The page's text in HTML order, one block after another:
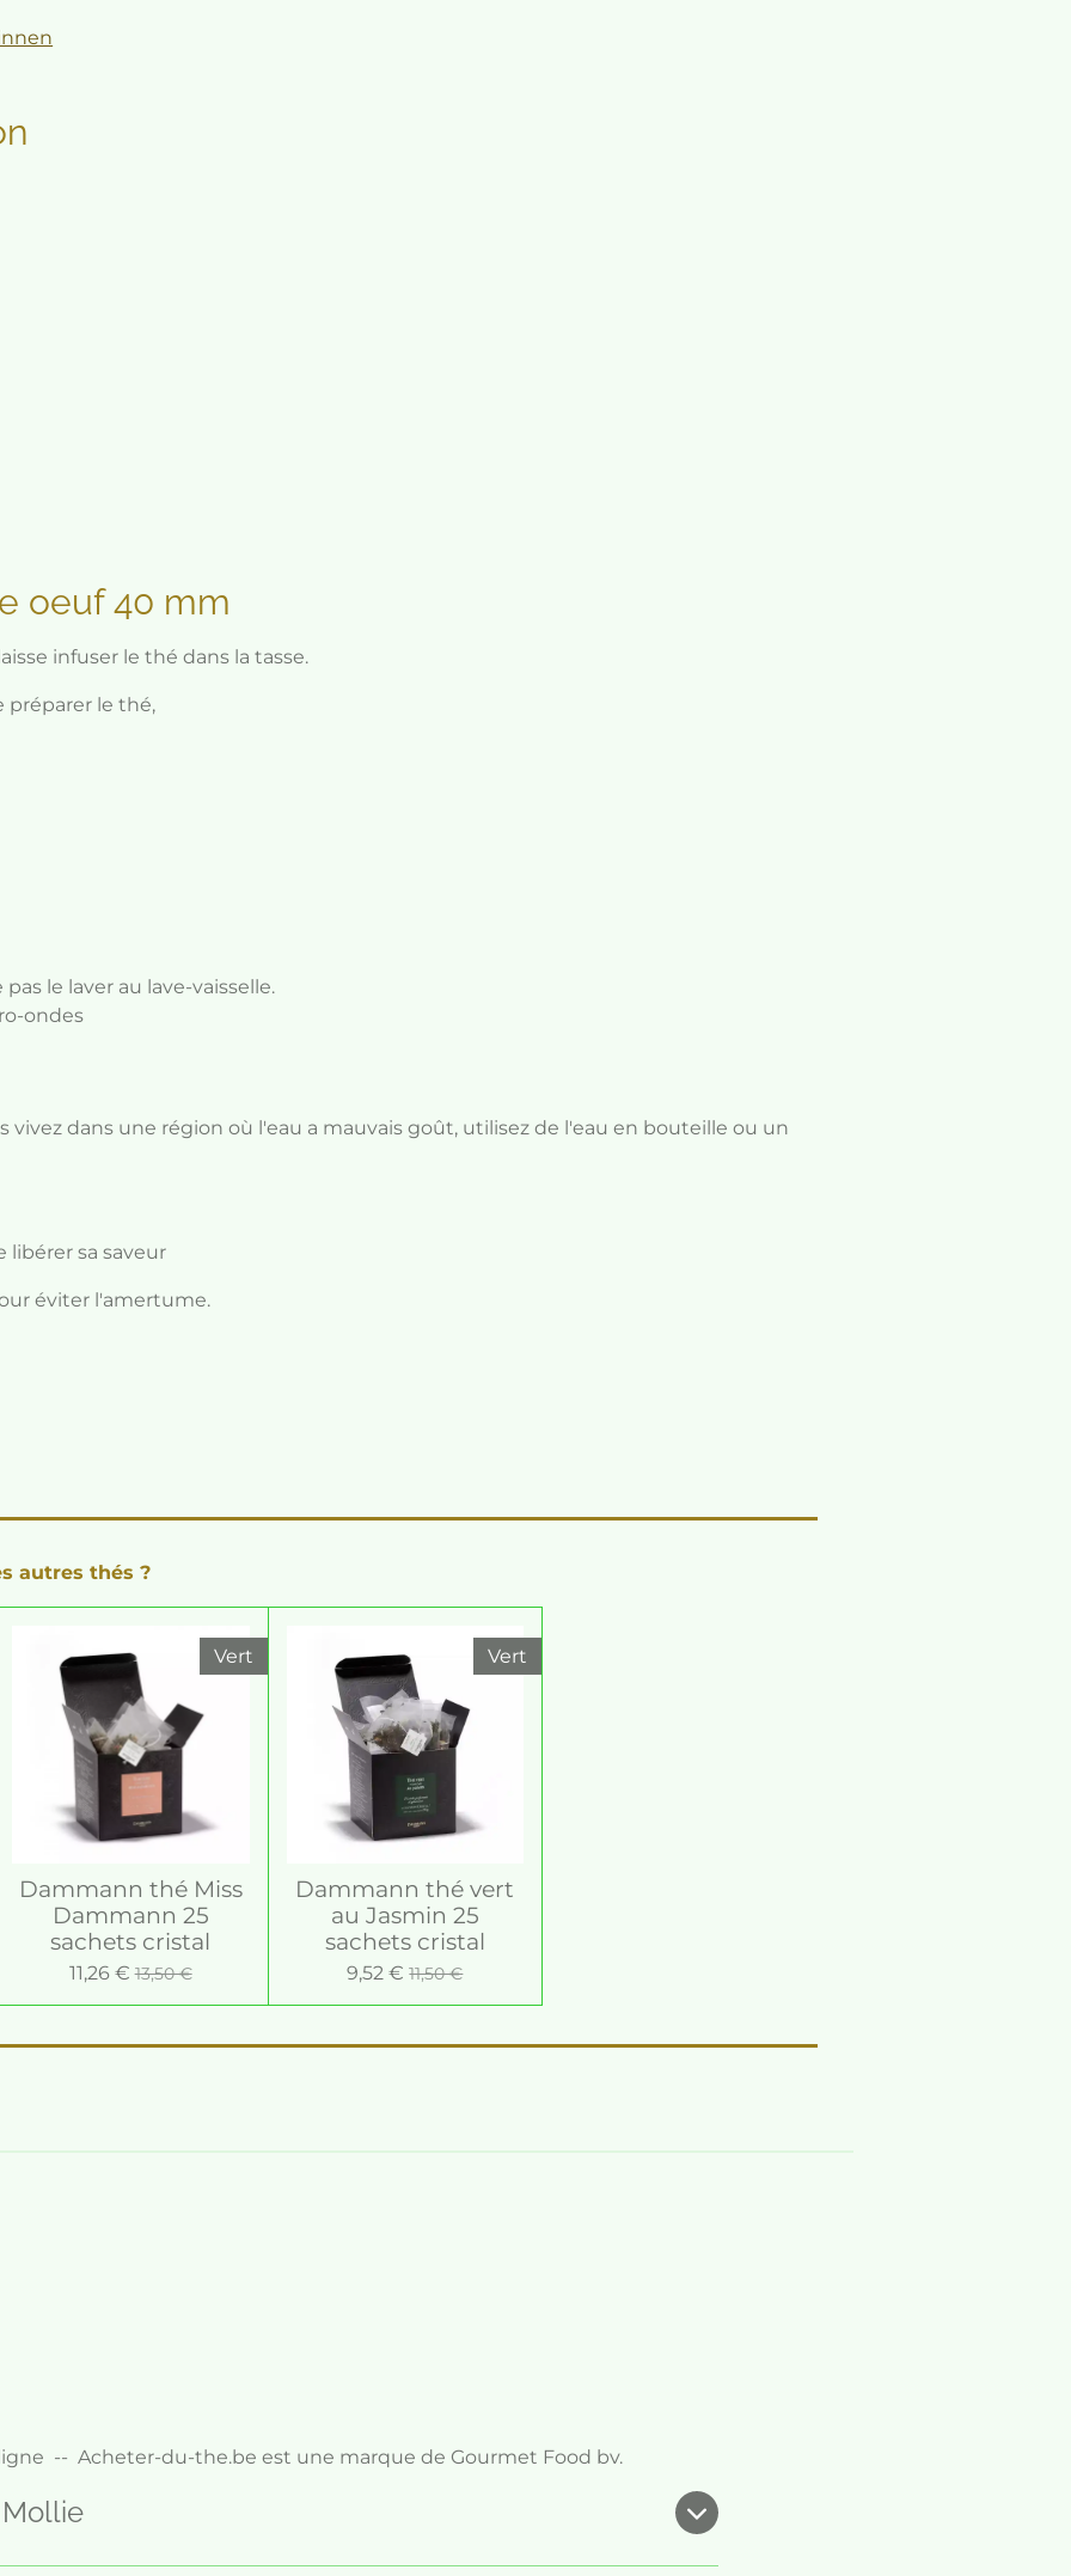
oeuf 40 mm
infuser le thé dans la tasse.
préparer le thé,
le laver au lave-vaisselle.
ondes
vivez dans une région où l'eau a mauvais goût, utilisez de l'eau en bouteille ou un
libérer sa saveur
éviter l'amertume.
autres thés ?
Vert
Dammann thé Miss
Dammann 25
sachets cristal
11,26 € 13,50 €
Vert
Dammann thé vert
au Jasmin 25
sachets cristal
9,52 € 11,50 €
-- Acheter-du-the.be est une marque de Gourmet Food bv.